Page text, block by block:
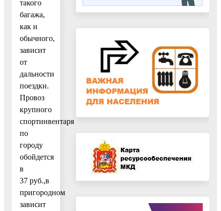
такого
багажа,
как и
обычного,
зависит
от
дальности
поездки.
Провоз
крупного
спортинвентаря
по
городу
обойдется
в
37 руб.,в
пригородном
зависит